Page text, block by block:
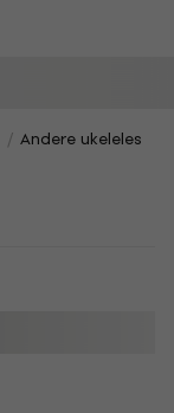
Andere ukeleles